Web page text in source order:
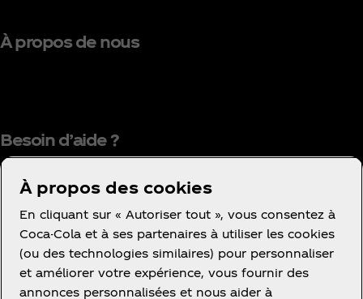
À propos de nous
Besoin d’aide ?
Condition d’utilisation
Avis de confidentialité des consommateurs
À propos des cookies
En cliquant sur « Autoriser tout », vous consentez à
Coca-Cola et à ses partenaires à utiliser les cookies
(ou des technologies similaires) pour personnaliser
et améliorer votre expérience, vous fournir des
annonces personnalisées et nous aider à